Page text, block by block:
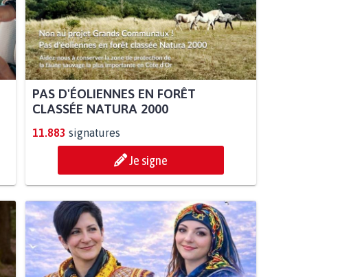
PAS D'ÉOLIENNES EN FORÊT
CLASSÉE NATURA 2000
11.883 signatures
Je signe